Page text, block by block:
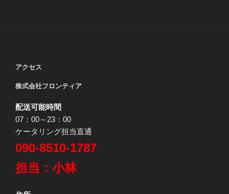
アクセス
株式会社フロンティア
配送可能時間
07：00～23：00
ケータリング担当直通
090-8510-1787
担当：小林